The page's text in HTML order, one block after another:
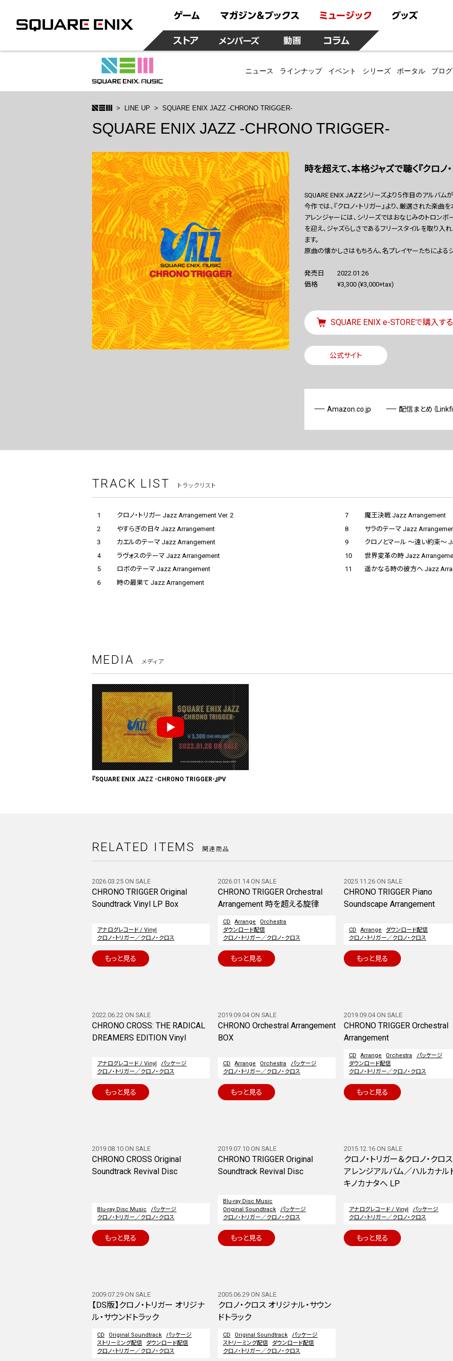
ニュース ラインナップ イベント シリーズ ポータル ブログ
LINE UP SQUARE ENIX JAZZ -CHRONO TRIGGER-
SQUARE ENIX JAZZ -CHRONO TRIGGER-
時を超えて、本格ジャズで聴く『クロノ・
SQUARE ENIX JAZZシリーズより５作目のアルバム
今作では、『クロノ・トリガー』より、厳選された楽曲
アレンジャーには、シリーズではおなじみのトロン
を迎え、ジャズらしさであるフリースタイルを取り入
ます。
原曲の懐かしさはもちろん、名プレイヤーたちによる
発売日
2022.01.26
価格
¥3,300 (¥3,000+tax)
SQUARE ENIX e-STOREで購入する
公式サイト
Amazon.co.jp 配信まとめ（
TRACK LIST トラックリスト
1
クロノ・トリガー Jazz Arrangement Ver. 2
2
やすらぎの日々 Jazz Arrangement
3
カエルのテーマ Jazz Arrangement
4
ラヴォスのテーマ Jazz Arrangement
5
ロボのテーマ Jazz Arrangement
6
時の最果て Jazz Arrangement
7
魔王決戦 Jazz Arrangement
8
サラのテーマ Jazz
9
クロノとマール 〜遠い約束〜
10
世界変革の時 Jazz
11
遥かなる時の彼方へ Jazz
MEDIA メディア
『SQUARE ENIX JAZZ -CHRONO TRIGGER-』PV
RELATED ITEMS 関連商品
2026.03.25 ON SALE
CHRONO TRIGGER Original
Soundtrack Vinyl LP Box
アナログレコード / Vinyl
クロノ・トリガー／クロノ・クロス
もっと見る
2026.01.14 ON SALE
CHRONO TRIGGER Orchestral
Arrangement 時を超える旋律
CD Arrange
Orchestra
ダウンロード配信
クロノ・トリガー／クロノ・クロス
もっと見る
2025.11.26 ON SALE
CHRONO TRIGGER Piano
Soundscape Arrangement
CD Arrange
ダウンロード配信
クロノ・トリガー／クロノ・クロス
もっと見る
2022.06.22 ON SALE
CHRONO CROSS: THE RADICAL
DREAMERS EDITION Vinyl
アナログレコード / Vinyl
パッケージ
クロノ・トリガー／クロノ・クロス
もっと見る
2019.09.04 ON SALE
CHRONO Orchestral Arrangement
BOX
CD Arrange Orchestra
パッケージ
クロノ・トリガー／クロノ・クロス
もっと見る
2019.09.04 ON SALE
CHRONO TRIGGER Orchestral
Arrangement
CD Arrange Orchestra
パッケージ
ダウンロード配信
クロノ・トリガー／クロノ・クロス
もっと見る
2019.08.10 ON SALE
CHRONO CROSS Original
Soundtrack Revival Disc
Blu-ray Disc Music
パッケージ
クロノ・トリガー／クロノ・クロス
もっと見る
2019.07.10 ON SALE
CHRONO TRIGGER Original
Soundtrack Revival Disc
Blu-ray Disc Music
Original Soundtrack
パッケージ
クロノ・トリガー／クロノ・クロス
もっと見る
2015.12.16 ON SALE
クロノ・トリガー＆クロノ・クロス
アレンジアルバム／ハルカナル
キノカナタへ LP
アナログレコード / Vinyl
パッケージ
クロノ・トリガー／クロノ・クロス
もっと見る
2009.07.29 ON SALE
【DS版】クロノ・トリガー オリジナ
ル・サウンドトラック
CD Original Soundtrack
パッケージ
ストリーミング配信
ダウンロード配信
クロノ・トリガー／クロノ・クロス
2005.06.29 ON SALE
クロノ・クロス オリジナル・サウン
ドトラック
CD Original Soundtrack
パッケージ
ストリーミング配信
ダウンロード配信
クロノ・トリガー／クロノ・クロス